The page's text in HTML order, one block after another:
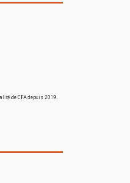
de CFA depuis 2019.